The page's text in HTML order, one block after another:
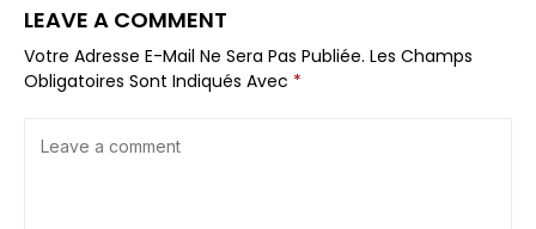
LEAVE A COMMENT
Votre Adresse E-Mail Ne Sera Pas Publiée. Les Champs
Obligatoires Sont Indiqués Avec *